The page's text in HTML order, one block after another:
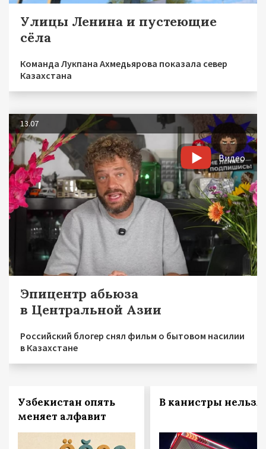
Улицы Ленина и пустеющие
сёла
Команда Лукпана Ахмедьярова показала север
Казахстана
13.07
Видео
Эпицентр абьюза
в Центральной Азии
Российский блогер снял фильм о бытовом насилии
в Казахстане
Узбекистан опять
меняет алфавит
В канистры нельзя!